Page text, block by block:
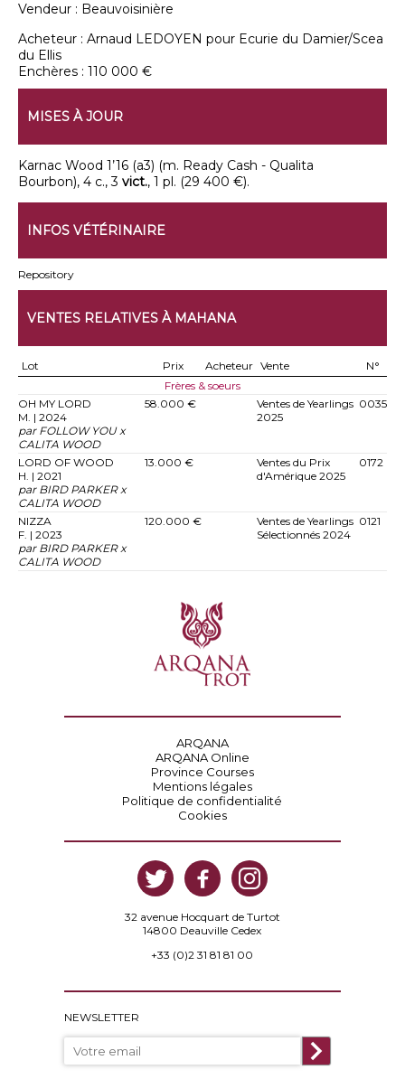
Vendeur : Beauvoisinière
Acheteur : Arnaud LEDOYEN pour Ecurie du Damier/Scea
du Ellis
Enchères : 110 000 €
MISES À JOUR
Karnac Wood 1’16 (a3) (m. Ready Cash - Qualita
Bourbon), 4 c., 3 vict., 1 pl. (29 400 €).
INFOS VÉTÉRINAIRE
Repository
VENTES RELATIVES À MAHANA
Lot Prix Acheteur Vente
N°
Frères & soeurs
OH MY LORD
M. | 2024
par FOLLOW YOU x
CALITA WOOD
58.000 €
Ventes de Yearlings
2025
0035
LORD OF WOOD
H. | 2021
par BIRD PARKER x
CALITA WOOD
13.000 €
Ventes du Prix
d'Amérique 2025
0172
NIZZA
F. | 2023
par BIRD PARKER x
CALITA WOOD
120.000 €
Ventes de Yearlings
Sélectionnés 2024
0121
ARQANA
ARQANA Online
Province Courses
Mentions légales
Politique de confidentialité
Cookies
32 avenue Hocquart de Turtot
14800 Deauville Cedex
+33 (0)2 31 81 81 00
NEWSLETTER